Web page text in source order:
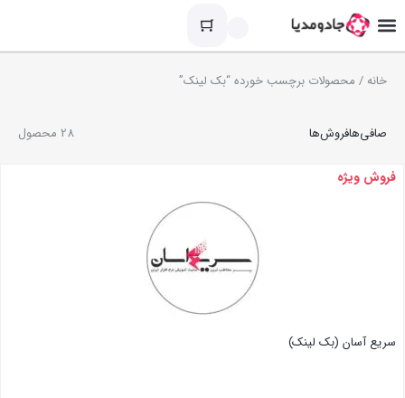
خانه/ محصولات برچسب خورده “بک لینک”
28 محصول صافی‌هافروش‌ها
فروش ویژه
سریع آسان (بک لینک)